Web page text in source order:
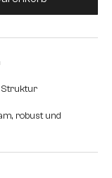
Struktur
robust und